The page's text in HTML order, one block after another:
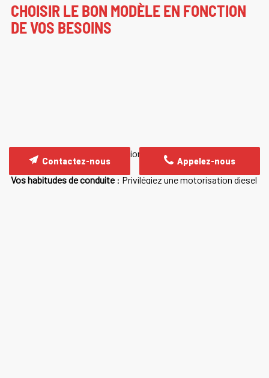
CHOISIR LE BON MODÈLE EN FONCTION
DE VOS BESOINS
Pour choisir la meilleure occasion Audi Q5, il est important de
considérer :
Vos habitudes de conduite: Privilégiez une motorisation diesel
Appelez-nous
Contactez-nous